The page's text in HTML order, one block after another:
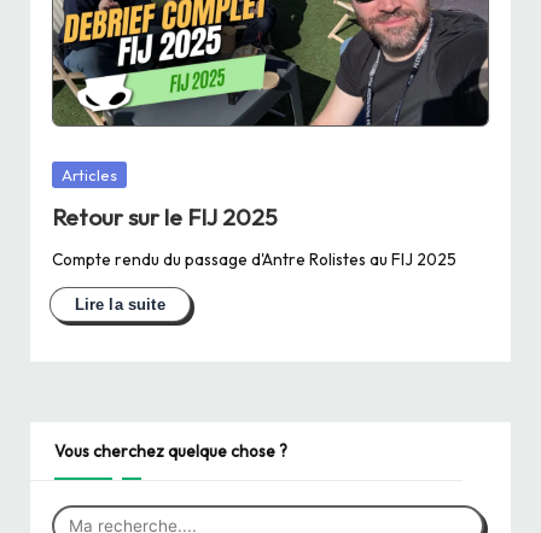
Posted
Articles
Retour sur le FIJ 2025
Compte rendu du passage d'Antre Rolistes au FIJ 2025
Vous cherchez quelque chose ?